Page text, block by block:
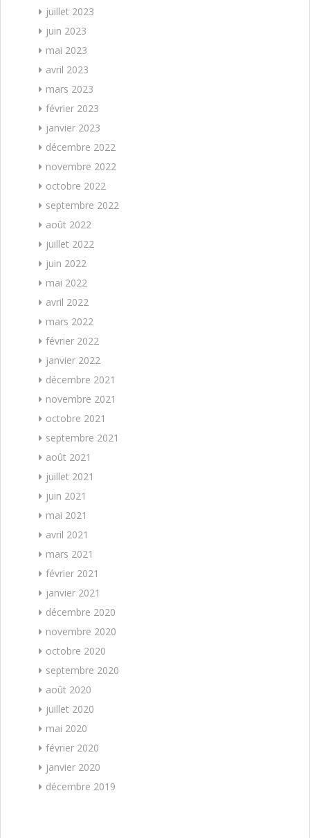
juillet 2023
juin 2023
mai 2023
avril 2023
mars 2023
février 2023
janvier 2023
décembre 2022
novembre 2022
octobre 2022
septembre 2022
août 2022
juillet 2022
juin 2022
mai 2022
avril 2022
mars 2022
février 2022
janvier 2022
décembre 2021
novembre 2021
octobre 2021
septembre 2021
août 2021
juillet 2021
juin 2021
mai 2021
avril 2021
mars 2021
février 2021
janvier 2021
décembre 2020
novembre 2020
octobre 2020
septembre 2020
août 2020
juillet 2020
mai 2020
février 2020
janvier 2020
décembre 2019